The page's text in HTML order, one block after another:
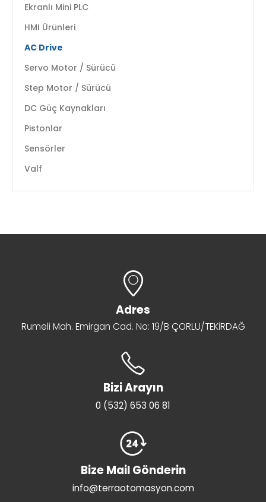
Ekranlı Mini PLC
HMI Ürünleri
AC Drive
Servo Motor / Sürücü
Step Motor / Sürücü
DC Güç Kaynakları
Pistonlar
Sensörler
Valf
Adres
Rumeli Mah. Emirgan Cad. No: 19/B ÇORLU/TEKİRDAĞ
Bizi Arayın
0 (532) 653 06 81
Bize Mail Gönderin
info@terraotomasyon.com